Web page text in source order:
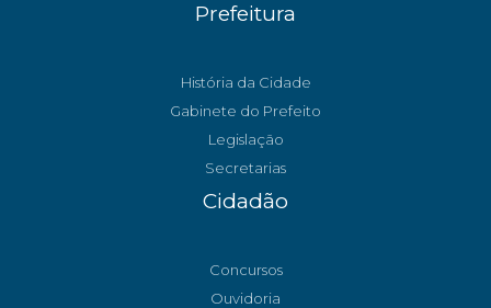
Prefeitura
História da Cidade
Gabinete do Prefeito
Legislação
Secretarias
Cidadão
Concursos
Ouvidoria